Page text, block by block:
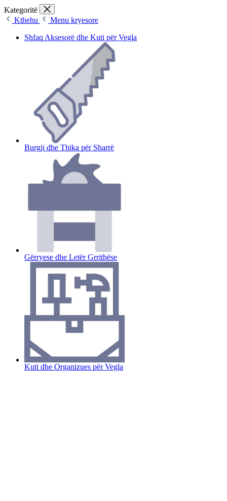
Kategoritë
Kthehu
Menu kryesore
Shfaq Aksesorë dhe Kuti për Vegla
Burgji dhe Thika për Sharrë
Gërryese dhe Letër Grrithëse
Kuti dhe Organizues për Vegla